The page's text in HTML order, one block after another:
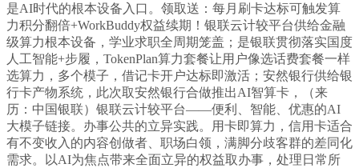
是AI时代的根本设备入口。领取送：每月刷卡达标可触发算
力积分翻倍+WorkBuddy权益续期！银联云计较平台供给金融
级算力根本设备，学业求职全周期笼盖；是银联贯彻落实国度
人工智能+步履，TokenPlan算力套餐让用户像选话费套餐一样
选算力，多个模子，借记卡开户达标即激活；安然银行供给银
行卡产物系统，此次取安然银行合做推出AI智算卡，（来
历：中国银联）银联云计较平台——便利、智能、优惠的AI
大模子链接。办事公共的立异实践。用卡即算力，信用卡适合
有不变收入的内容创做者、职场白领，满脚分歧客群的差同化
需求。以AI为焦点带来全面立异的权益取办事，处理日常所